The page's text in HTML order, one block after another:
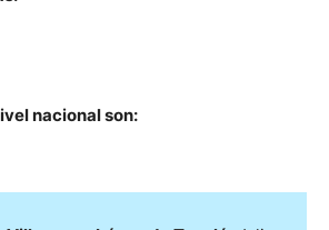
nacional son: